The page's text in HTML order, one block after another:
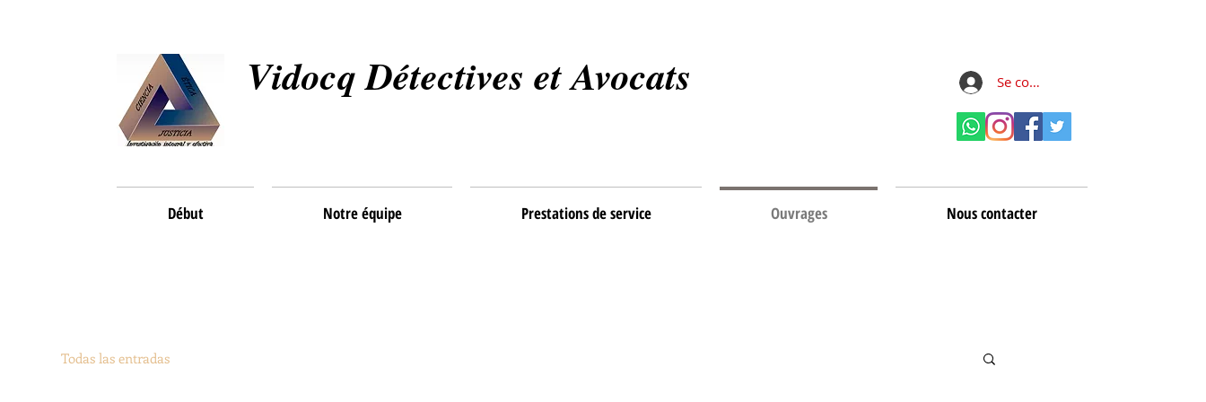
Se connecter
Début Notre équipe Prestations de service Ouvrages Nous contacter
Vidocq Détectives et Avocats
Todas las entradas